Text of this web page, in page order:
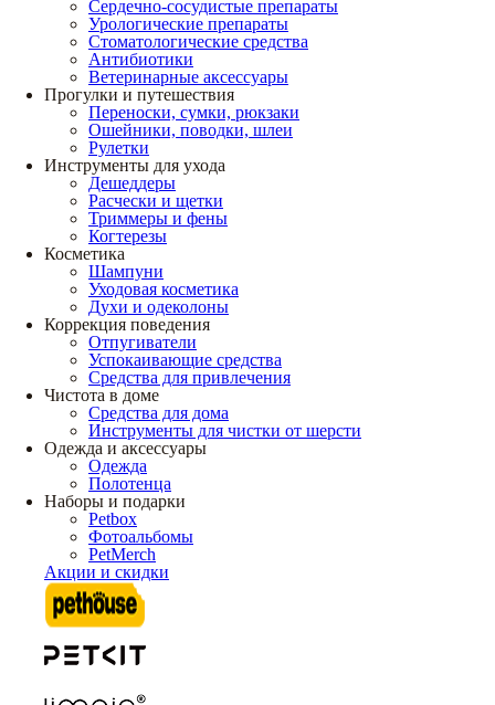
Сердечно-сосудистые препараты
Урологические препараты
Стоматологические средства
Антибиотики
Ветеринарные аксессуары
Прогулки и путешествия
Переноски, сумки, рюкзаки
Ошейники, поводки, шлеи
Рулетки
Инструменты для ухода
Дешеддеры
Расчески и щетки
Триммеры и фены
Когтерезы
Косметика
Шампуни
Уходовая косметика
Духи и одеколоны
Коррекция поведения
Отпугиватели
Успокаивающие средства
Средства для привлечения
Чистота в доме
Средства для дома
Инструменты для чистки от шерсти
Одежда и аксессуары
Одежда
Полотенца
Наборы и подарки
Petbox
Фотоальбомы
PetMerch
Акции и скидки